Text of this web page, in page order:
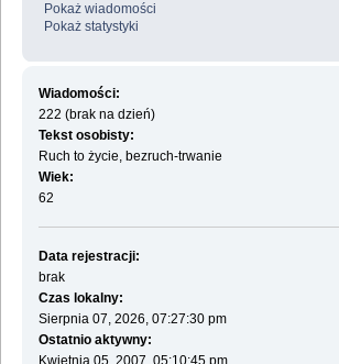
Pokaż wiadomości
Pokaż statystyki
Wiadomości:
222 (brak na dzień)
Tekst osobisty:
Ruch to życie, bezruch-trwanie
Wiek:
62
Data rejestracji:
brak
Czas lokalny:
Sierpnia 07, 2026, 07:27:30 pm
Ostatnio aktywny:
Kwietnia 05, 2007, 05:10:45 pm